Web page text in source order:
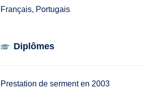
Français, Portugais
Diplômes
Prestation de serment en 2003